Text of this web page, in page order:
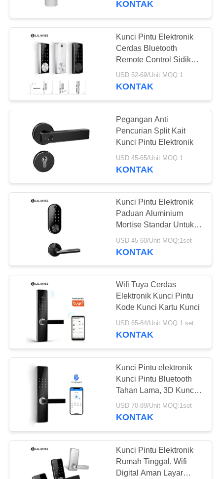
KONTAK
Kunci Pintu Elektronik
Cerdas Bluetooth
Remote Control Sidik
Jari Digital Dengan
Gerendel Otomatis
USD 52-69/Unit MOQ:1
KONTAK
Pegangan Anti
Pencurian Split Kait
Kunci Pintu Elektronik
USD 45-65/Unit MOQ:1
KONTAK
Kunci Pintu Elektronik
Paduan Aluminium
Mortise Standar Untuk
Ruang Rumah
USD 45-60/Unit MOQ:1set
KONTAK
Wifi Tuya Cerdas
Elektronik Kunci Pintu
Kode Kunci Kartu Kunci
USD 65-84/Unit MOQ:1 set
KONTAK
Kunci Pintu elektronik
Kunci Pintu Bluetooth
Tahan Lama, 3D Kunci
Sidik Jari Biologis Seng
Paduan Optik
USD 70-89/Unit MOQ:1set
KONTAK
Kunci Pintu Elektronik
Rumah Tinggal, Wifi
Digital Aman Layar